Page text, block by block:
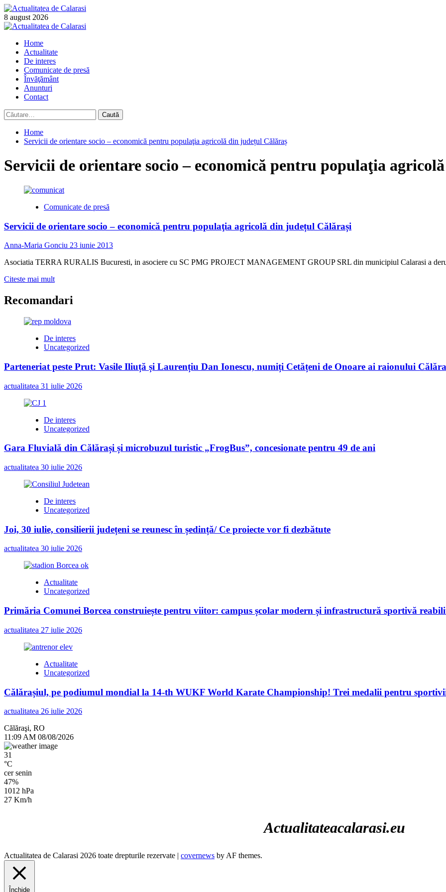
Skip
to
content
8 august 2026
Primary
Home
Actualitate
De interes
Comunicate de presă
Învăţământ
Anunturi
Contact
Caută
după:
Home
Servicii de orientare socio – economică pentru populaţia agricolă din județul Călăraș
Servicii de orientare socio – economică pentru populaţia
Comunicate de presă
Servicii de orientare socio – economică pentru populaţia agricolă din județul Călărași
Anna-Maria Gonciu 23 iunie 2013
Asociatia TERRA RURALIS Bucuresti, in asociere cu SC PMG PROJECT MANAGEMENT GROUP SRL din municipiul Calarasi a
Citeste mai multRead
about
Servicii
orientare
–
economică
populaţia
din
Recomandari
De interes
Uncategorized
Parteneriat peste Prut: Vasile Iliuță și Laurențiu Dan Ionescu, numiți Cetățeni de Onoare ai raionului
actualitatea 31 iulie 2026
De interes
Uncategorized
Gara Fluvială din Călărași și microbuzul turistic „FrogBus”, concesionate pentru 49 de ani
actualitatea 30 iulie 2026
De interes
Uncategorized
Joi, 30 iulie, consilierii județeni se reunesc în ședință/ Ce proiecte vor fi dezbătute
actualitatea 30 iulie 2026
Actualitate
Uncategorized
Primăria Comunei Borcea construiește pentru viitor: campus școlar modern și infrastructură sportivă
actualitatea 27 iulie 2026
Actualitate
Uncategorized
Călărașiul, pe podiumul mondial la 14-th WUKF World Karate Championship! Trei medalii pentru
actualitatea 26 iulie 2026
Călăraşi, RO
11:09 AM 08/08/2026
31
°C
cer senin
47%
1012 hPa
27 Km/h
Actualitateacalarasi.eu
Actualitatea de Calarasi 2026 toate drepturile rezervate | covernews by AF themes.
Închide